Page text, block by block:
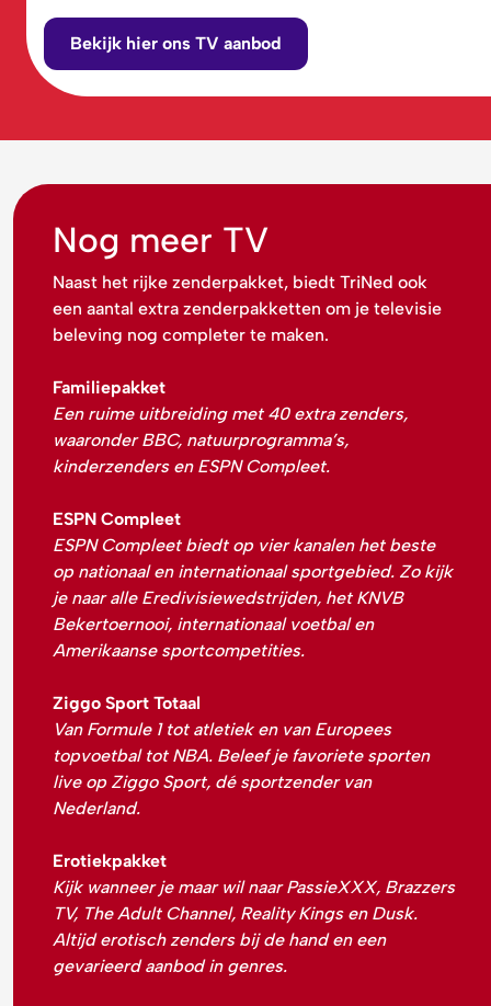
Bekijk hier ons TV aanbod
Nog meer TV
Naast het rijke zenderpakket, biedt TriNed ook
een aantal extra zenderpakketten om je televisie
beleving nog completer te maken.
Familiepakket
Een ruime uitbreiding met 40 extra zenders,
waaronder BBC, natuurprogramma’s,
kinderzenders en ESPN Compleet.
ESPN Compleet
ESPN Compleet biedt op vier kanalen het beste
op nationaal en internationaal sportgebied. Zo kijk
je naar alle Eredivisiewedstrijden, het KNVB
Bekertoernooi, internationaal voetbal en
Amerikaanse sportcompetities.
Ziggo Sport Totaal
Van Formule 1 tot atletiek en van Europees
topvoetbal tot NBA. Beleef je favoriete sporten
live op Ziggo Sport, dé sportzender van
Nederland.
Erotiekpakket
Kijk wanneer je maar wil naar PassieXXX, Brazzers
TV, The Adult Channel, Reality Kings en Dusk.
Altijd erotisch zenders bij de hand en een
gevarieerd aanbod in genres.